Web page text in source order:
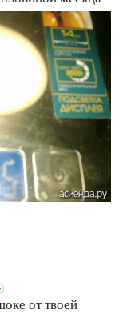
от твоей